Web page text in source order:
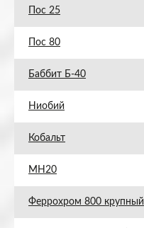
Пос 25
Пос 80
Баббит Б-40
Ниобий
Кобальт
МН20
Феррохром 800 крупный